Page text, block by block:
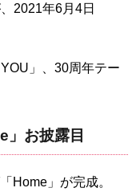
2021年6月4日
」、30周年テー
」お披露目
Home」が完成。